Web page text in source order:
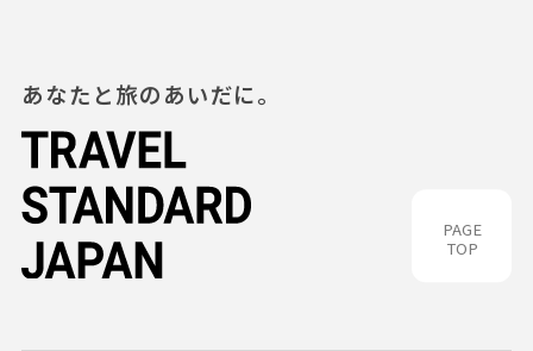
PAGE
TOP
あなたと旅のあいだに。